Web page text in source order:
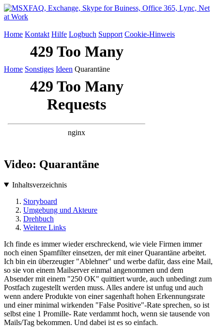
Home Kontakt Hilfe Logbuch Support Cookie-Hinweis
Home Sonstiges Ideen Quarantäne
Video: Quarantäne
Inhaltsverzeichnis
Storyboard
Umgebung und Akteure
Drehbuch
Weitere Links
Ich finde es immer wieder erschreckend, wie viele Firmen immer
noch einen Spamfilter einsetzen, der mit einer Quarantäne arbeitet.
Ich bin ein überzeugter "Ablehner" und werbe dafür, dass eine Mail,
so sie von einem Mailserver einmal angenommen und dem
Absender mit einem "250 OK" quittiert wurde, auch unbedingt zum
Postfach zugestellt werden muss. Alles andere ist unfug und auch
wenn andere Produkte von einer sagenhaft hohen Erkennungsrate
und einer minimal wirkenden "False Positive"-Rate sprechen, so ist
selbst eine 1 Promille- Rate verdammt hoch, wenn sie tausende von
Mails/Tag bekommen. Und dabei ist es so einfach.